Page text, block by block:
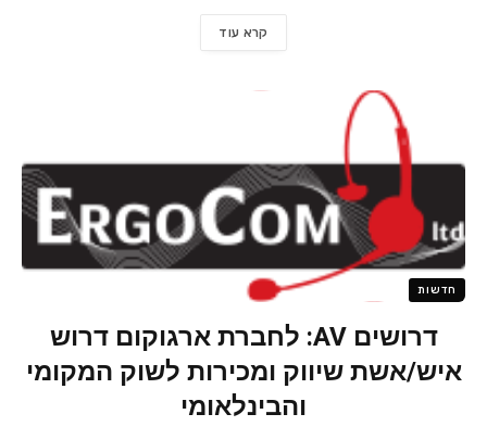
קרא עוד
חדשות
דרושים AV: לחברת ארגוקום דרוש
איש/אשת שיווק ומכירות לשוק המקומי
והבינלאומי